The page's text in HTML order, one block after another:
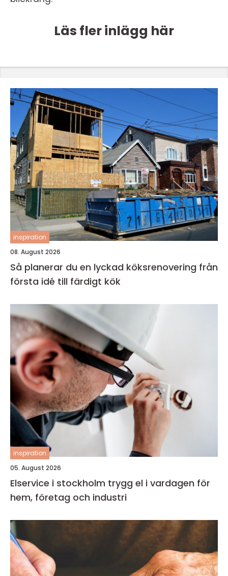
Läs fler inlägg här
inspiration
08. August 2026
Så planerar du en lyckad köksrenovering från
första idé till färdigt kök
inspiration
05. August 2026
Elservice i stockholm trygg el i vardagen för
hem, företag och industri